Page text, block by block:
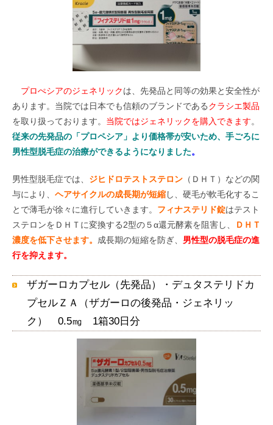
プロぺシアのジェネリックは、先発品と同等の効果と安全性が
あります。当院では日本でも信頼のブランドであるクラシエ製品
を取り扱っております。 当院ではジェネリックを購入できます。
従来の先発品の「プロペシア」より価格帯が安いため、手ごろに
男性型脱毛症の治療ができるようになりました。
男性型脱毛症では、 ジヒドロテストステロン （ＤＨＴ）などの関
与により、 ヘアサイクルの成長期が短縮し、硬毛が軟毛化するこ
とで薄毛が徐々に進行していきます。 フィナステリド錠はテスト
ステロンをＤＨＴに変換する2型の５α還元酵素を阻害し、
ＤＨＴ
濃度を低下させます。 成長期の短縮を防ぎ、 男性型の脱毛症の進
行を抑えます。
ザガーロカプセル（先発品）・デュタステリドカ
プセルＺＡ（ザガーロの後発品・ジェネリッ
ク） 0.5㎎ 1箱30日分